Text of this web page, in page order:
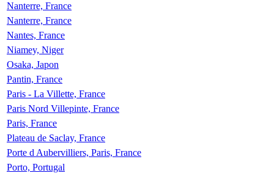
Nanterre, France
Nanterre, France
Nantes, France
Niamey, Niger
Osaka, Japon
Pantin, France
Paris - La Villette, France
Paris Nord Villepinte, France
Paris, France
Plateau de Saclay, France
Porte d Aubervilliers, Paris, France
Porto, Portugal